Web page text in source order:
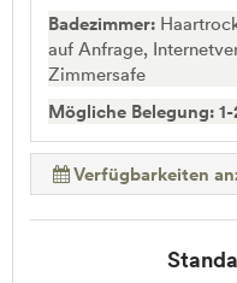
Badezimmer:
auf Anfrage,
Zimmersafe
Mögliche Belegung:
Verfügbarkeiten